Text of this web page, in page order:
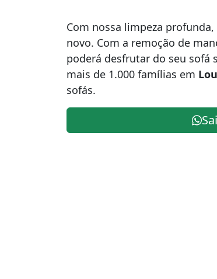
Com nossa limpeza
novo. Com a remoção de
poderá desfrutar do seu sofá
mais de 1.000 famílias em
sofás.